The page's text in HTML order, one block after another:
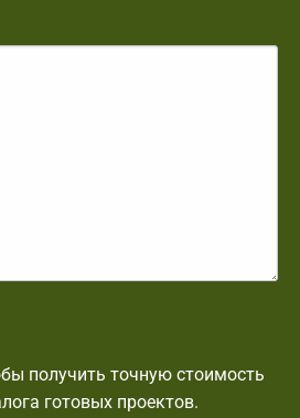
получить точную стоимость
готовых проектов.